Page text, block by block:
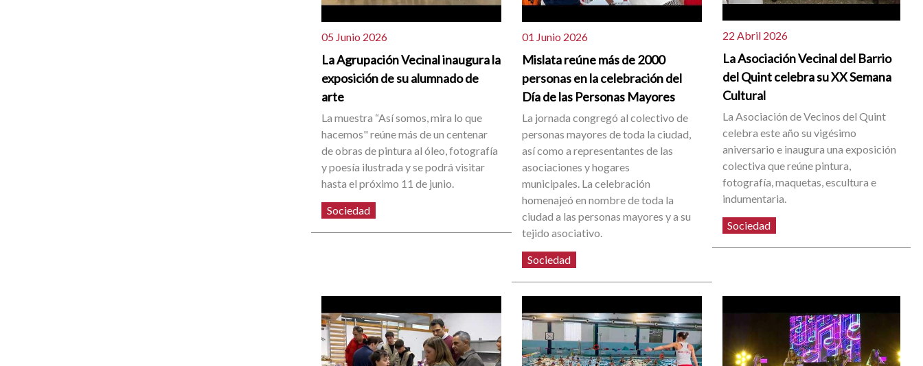
05 Junio 2026
La Agrupación Vecinal inaugura la
exposición de su alumnado de
arte
La muestra “Así somos, mira lo que
hacemos" reúne más de un centenar
de obras de pintura al óleo, fotografía
y poesía ilustrada y se podrá visitar
hasta el próximo 11 de junio.
Sociedad
01 Junio 2026
Mislata reúne más de 2000
personas en la celebración del
Día de las Personas Mayores
La jornada congregó al colectivo de
personas mayores de toda la ciudad,
así como a representantes de las
asociaciones y hogares
municipales. La celebración
homenajeó en nombre de toda la
ciudad a las personas mayores y a su
tejido asociativo.
Sociedad
22 Abril 2026
La Asociación Vecinal del Barrio
del Quint celebra su XX Semana
Cultural
La Asociación de Vecinos del Quint
celebra este año su vigésimo
aniversario e inaugura una exposición
colectiva que reúne pintura,
fotografía, maquetas, escultura e
indumentaria.
Sociedad